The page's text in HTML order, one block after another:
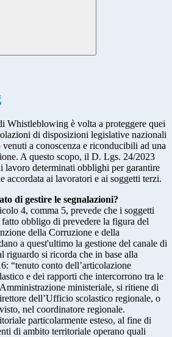
Whistleblowing è volta a proteggere quei
di disposizioni legislative nazionali
a conoscenza e riconducibili ad una
A questo scopo, il D. Lgs. 24/2023
lavoro determinati obblighi per garantire
accordata ai lavoratori e ai soggetti terzi.
di gestire le segnalazioni?
4, comma 5, prevede che i soggetti
obbligo di prevedere la figura del
della Corruzione e della
a quest'ultimo la gestione del canale di
riguardo si ricorda che in base alla
“tenuto conto dell’articolazione
e dei rapporti che intercorrono tra le
ministeriale, si ritiene di
dell’Ufficio scolastico regionale, o
nel coordinatore regionale.
particolarmente esteso, al fine di
di ambito territoriale operano quali